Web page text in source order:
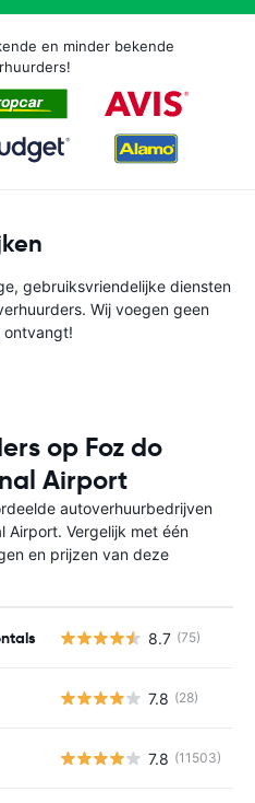
en minder bekende
gebruiksvriendelijke diensten
Wij voegen geen
ontvangt!
op Foz do
Airport
autoverhuurbedrijven
Airport. Vergelijk met één
en prijzen van deze
8.7 (75)
7.8 (28)
7.8 (11503)